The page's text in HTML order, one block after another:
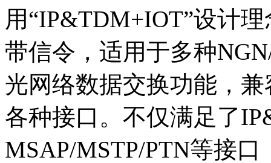
用“IP&TDM+IOT”设计
带信令，适用于多种
光网络数据交换功能，
各种接口。不仅满足了
MSAP/MSTP/PTN等接